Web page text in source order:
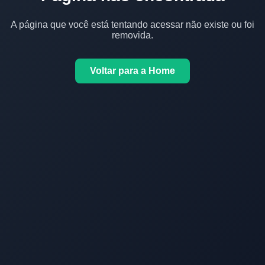
A página que você está tentando acessar não existe ou foi
removida.
Voltar para a Home